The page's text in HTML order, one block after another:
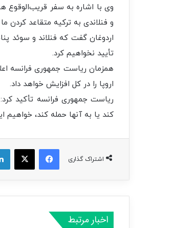
وی با اشاره به سفر
و فنلاندی به ترکیه متقاعد کردن
اردوغان گفت که فنلاند و سوئد
تأیید نخواهیم کرد.
همزمان ریاست جمهوری فرانسه
اروپا را در کل افزایش خواهد داد.
ریاست جمهوری فرانسه تأکید
کند یا به آنها حمله کند، خواهیم
اشتراک گذاری
فیسبوک ایکس
اخبار مرتبط